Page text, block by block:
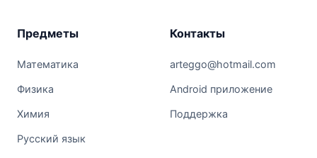
Предметы
Математика
Физика
Химия
Русский язык
Контакты
arteggo@hotmail.com
Android приложение
Поддержка